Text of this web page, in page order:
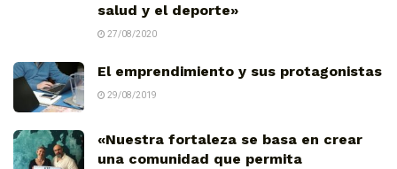
salud y el deporte»
27/08/2020
El emprendimiento y sus protagonistas
29/08/2019
«Nuestra fortaleza se basa en crear
una comunidad que permita